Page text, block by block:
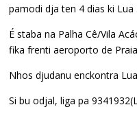
pamodi dja ten 4 dias ki Lua
É staba na Palha Cê/Vila
fika frenti aeroporto de
Nhos djudanu enckontra
Si bu odjal, liga pa